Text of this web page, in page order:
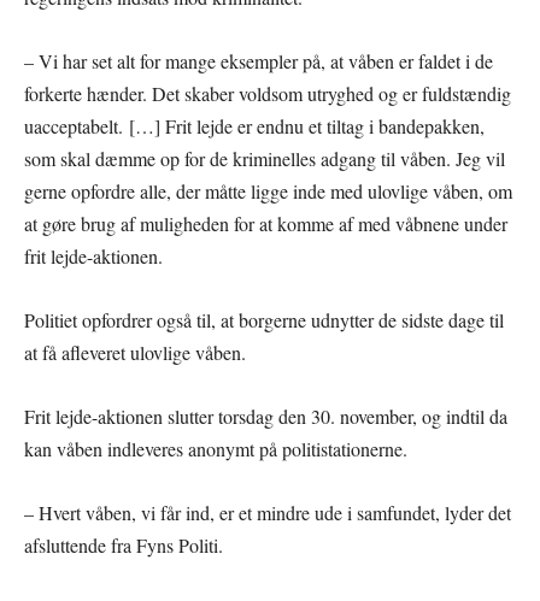
– Vi har set alt for mange eksempler på, at våben er faldet i de
forkerte hænder. Det skaber voldsom utryghed og er fuldstændig
uacceptabelt. […] Frit lejde er endnu et tiltag i bandepakken,
som skal dæmme op for de kriminelles adgang til våben. Jeg vil
gerne opfordre alle, der måtte ligge inde med ulovlige våben, om
at gøre brug af muligheden for at komme af med våbnene under
frit lejde-aktionen.
Politiet opfordrer også til, at borgerne udnytter de sidste dage til
at få afleveret ulovlige våben.
Frit lejde-aktionen slutter torsdag den 30. november, og indtil da
kan våben indleveres anonymt på politistationerne.
– Hvert våben, vi får ind, er et mindre ude i samfundet, lyder det
afsluttende fra Fyns Politi.